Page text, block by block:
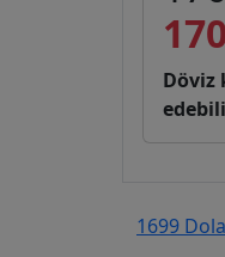
Döviz
1699